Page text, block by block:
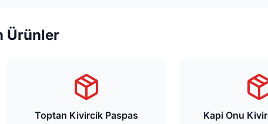
Ürünler
Toptan Kivircik Paspas Kapi Onu